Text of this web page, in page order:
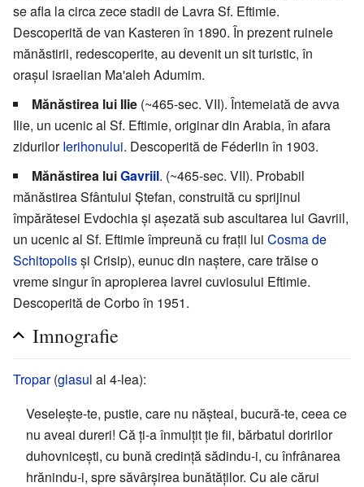
se afla la circa zece stadii de Lavra Sf. Eftimie.
Descoperită de van Kasteren în 1890. În prezent ruinele
mănăstirii, redescoperite, au devenit un sit turistic, în
orașul israelian Ma'aleh Adumim.
Mănăstirea lui Ilie (~465-sec. VII). Întemeiată de avva
Ilie, un ucenic al Sf. Eftimie, originar din Arabia, în afara
zidurilorIerihonului. Descoperită de Féderlin în 1903.
Mănăstirea luiGavriil. (~465-sec. VII). Probabil
mănăstirea Sfântului Ștefan, construită cu sprijinul
împărătesei Evdochia și așezată sub ascultarea lui Gavriil,
un ucenic al Sf. Eftimie împreună cu frații lui Cosma de
Schitopolisși Crisip), eunuc din naștere, care trăise o
vreme singur în apropierea lavrei cuviosului Eftimie.
Descoperită de Corbo în 1951.
Imnografie
Tropar(glasul al 4-lea):
Veselește-te, pustie, care nu nășteai, bucură-te, ceea ce
nu aveai dureri! Că ți-a înmulțit ție fii, bărbatul doririlor
duhovnicești, cu bună credință sădindu-i, cu înfrânarea
hrănindu-i, spre săvârșirea bunătăților. Cu ale cărui